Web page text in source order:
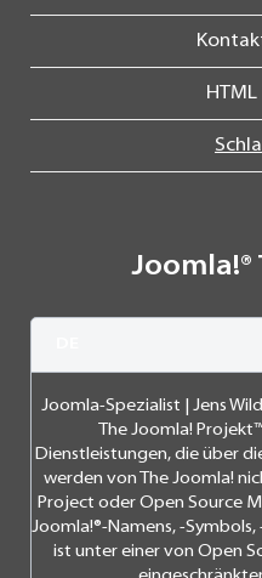
Joomla-Spezialist | Jens
The Joomla!
Dienstleistungen, die über
werden von The Joomla!
Project oder Open Source
Joomla!®-Namens, -
ist unter einer von Open